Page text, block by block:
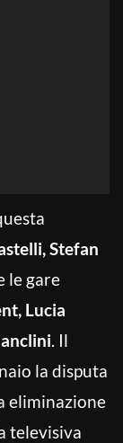
Stefan
le gare
Lucia
. Il
la disputa
eliminazione
televisiva